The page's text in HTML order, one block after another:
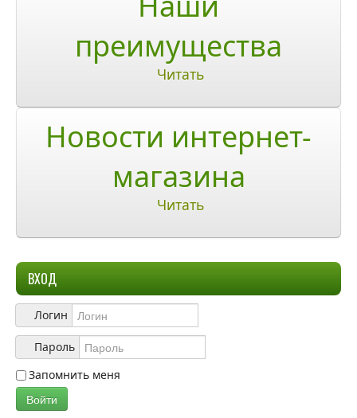
Ответы на часто задаваемые вопросы
О компании
преимущества
Читать
Новости интернет-
магазина
Читать
ВХОД
Логин
Пароль
Запомнить меня
Войти